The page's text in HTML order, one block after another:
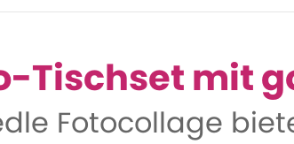
Tischset mit
Fotocollage